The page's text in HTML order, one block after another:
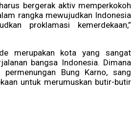
bergerak aktiv memperkokoh
rangka mewujudkan Indonesia
proklamasi kemerdekaan,”
merupakan kota yang sangat
bangsa Indonesia. Dimana
Bung Karno, sang
untuk merumuskan butir-butir